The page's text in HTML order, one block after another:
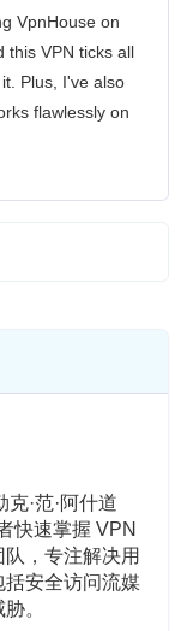
VpnHouse on
this VPN ticks all
Plus, I've also
flawlessly on
·范·阿什道
快速掌握 VPN
，专注解决用
括安全访问流媒
。